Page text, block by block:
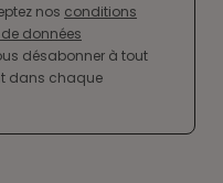
nos conditions
données
désabonner à tout
dans chaque